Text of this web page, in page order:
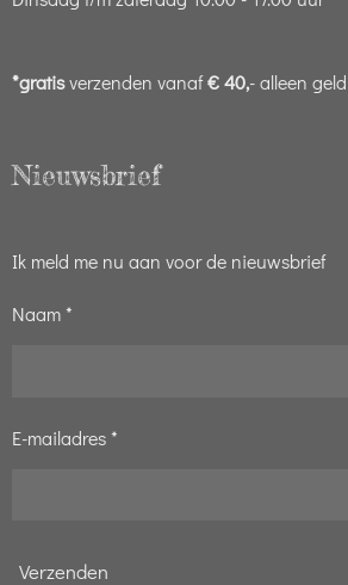
*gratisverzenden vanaf€ 40,- alleen
Nieuwsbrief
Ik meld me nu aan voor de nieuwsbrief
Naam *
E-mailadres *
Verzenden